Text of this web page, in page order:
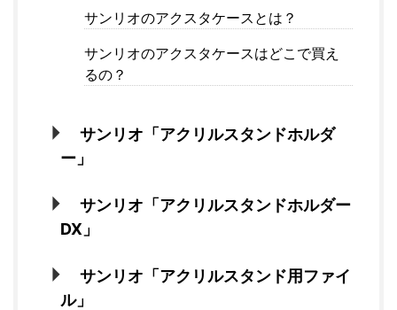
サンリオのアクスタケースとは？
サンリオのアクスタケースはどこで買え
るの？
サンリオ「アクリルスタンドホルダ
ー」
サンリオ「アクリルスタンドホルダー
DX」
サンリオ「アクリルスタンド用ファイ
ル」